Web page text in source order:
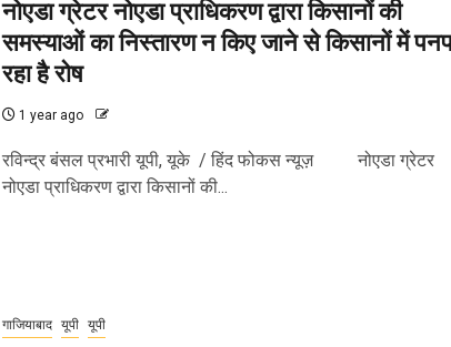
नोएडा ग्रेटर नोएडा प्राधिकरण द्वारा किसानों की
समस्याओं का निस्तारण न किए जाने से किसानों में
रहा है रोष
1 year ago
रविन्द्र बंसल प्रभारी यूपी, यूके / हिंद फोकस न्यूज़ नोएडा ग्रेटर
नोएडा प्राधिकरण द्वारा किसानों की...
गाजियाबाद यूपी यूपी